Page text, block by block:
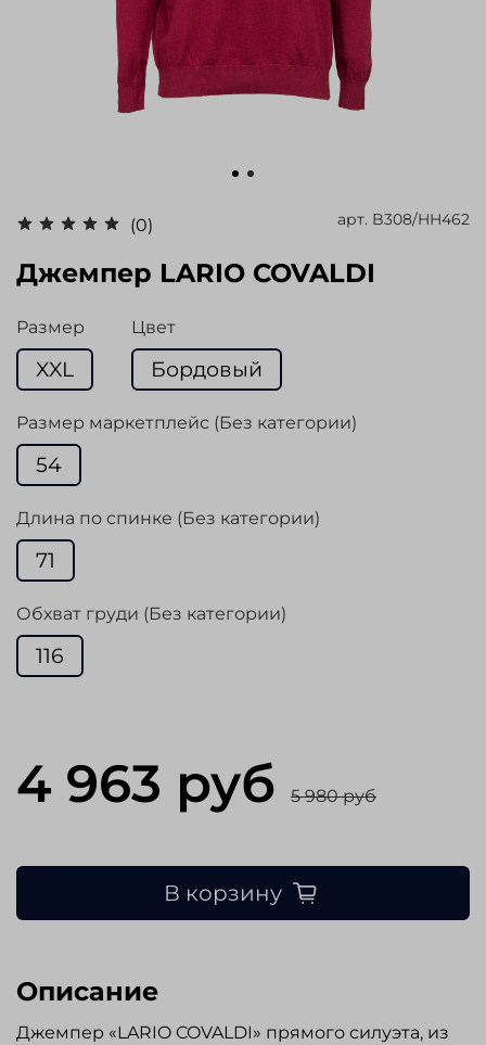
(0) арт. B308/HH462
Джемпер LARIO COVALDI
Размер
XXL
Цвет
Бордовый
Размер маркетплейс (Без категории)
54
Длина по спинке (Без категории)
71
Обхват груди (Без категории)
116
4 963 руб 5 980 руб
В корзину
Описание
Джемпер «LARIO COVALDI» прямого силуэта, из